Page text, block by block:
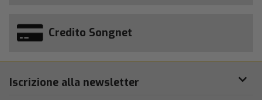
Credito Songnet
Iscrizione alla newsletter